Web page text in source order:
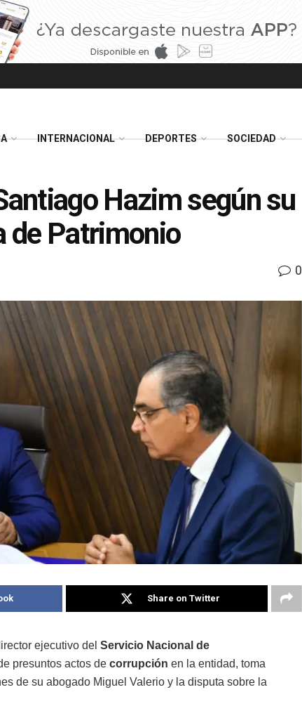
INTERNACIONAL DEPORTES SOCIEDAD
Hazim según su
de Patrimonio
0
Share on Twitter
ejecutivo del Servicio Nacional de
presuntos actos de corrupción en la entidad, toma
de su abogado Miguel Valerio y la disputa sobre la